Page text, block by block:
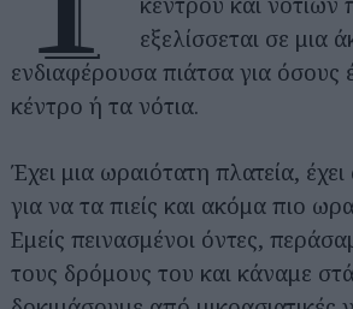
εξελίσσεται σε μια
ενδιαφέρουσα πιάτσα για όσους
κέντρο ή τα νότια.
Έχει μια ωραιότατη πλατεία,
για να τα πιείς και ακόμα πιο
Εμείς πεινασμένοι όντες,
τους δρόμους του και κάναμε